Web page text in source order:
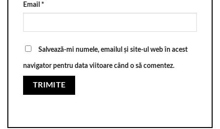
Email *
Salvează-mi numele, emailul și site-ul web în acest
navigator pentru data viitoare când o să comentez.